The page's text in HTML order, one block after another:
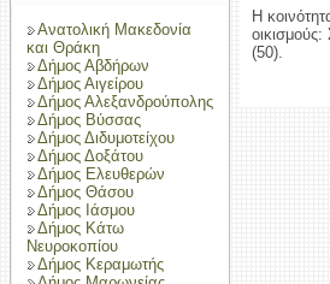
Ανατολική Μακεδονία
και Θράκη
Δήμος Αβδήρων
Δήμος Αιγείρου
Δήμος Αλεξανδρούπολης
Δήμος Βύσσας
Δήμος Διδυμοτείχου
Δήμος Δοξάτου
Δήμος Ελευθερών
Δήμος Θάσου
Δήμος Ιάσμου
Δήμος Κάτω
Νευροκοπίου
Δήμος Κεραμωτής
Η
(50).